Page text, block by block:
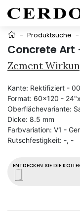
- Produktsuche -
Concrete Art
Zement
ENTDECKEN SIE DIE
Kante: Rektifiziert -
Format: 60x120 -
Oberflächevariante:
Dicke: 8.5 mm
Farbvariation: V1 -
Rutschfestigkeit: -, -